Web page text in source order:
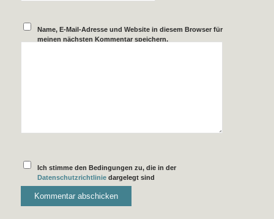
Name, E-Mail-Adresse und Website in diesem Browser für
meinen nächsten Kommentar speichern.
Ich stimme den Bedingungen zu, die in der
Datenschutzrichtlinie dargelegt sind